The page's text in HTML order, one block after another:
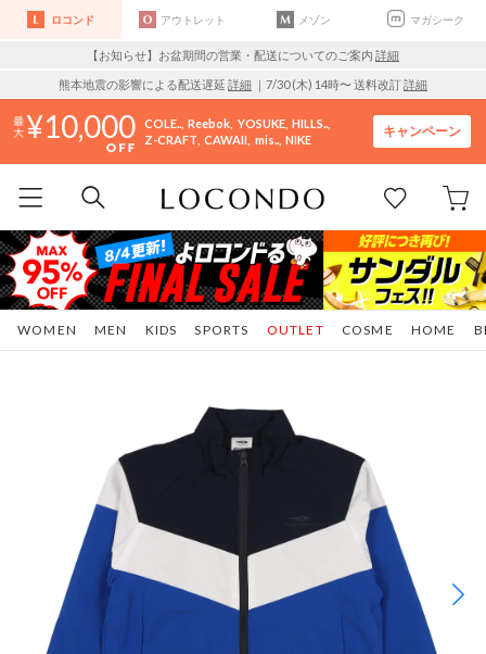
ロコンド アウトレット メゾン マガシーク
【お知らせ】お盆期間の営業・配送についてのご案内 詳細
熊本地震の影響による配送遅延 詳細 ｜7/30 (木) 14時〜 送料改訂詳細
10,000 COLE.. Reebok YOSUKE HILLS..
Z-CRAFT CAWAII mis.. NIKE
キャンペーン
WOMEN MEN KIDS SPORTS COSME HOME
OUTLET